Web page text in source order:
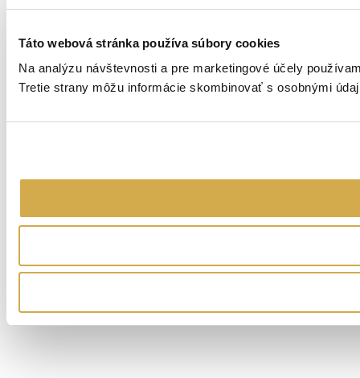
Táto webová stránka používa súbory cookies
Na analýzu návštevnosti a pre marketingové účely
Tretie strany môžu informácie skombinovať s osobnými